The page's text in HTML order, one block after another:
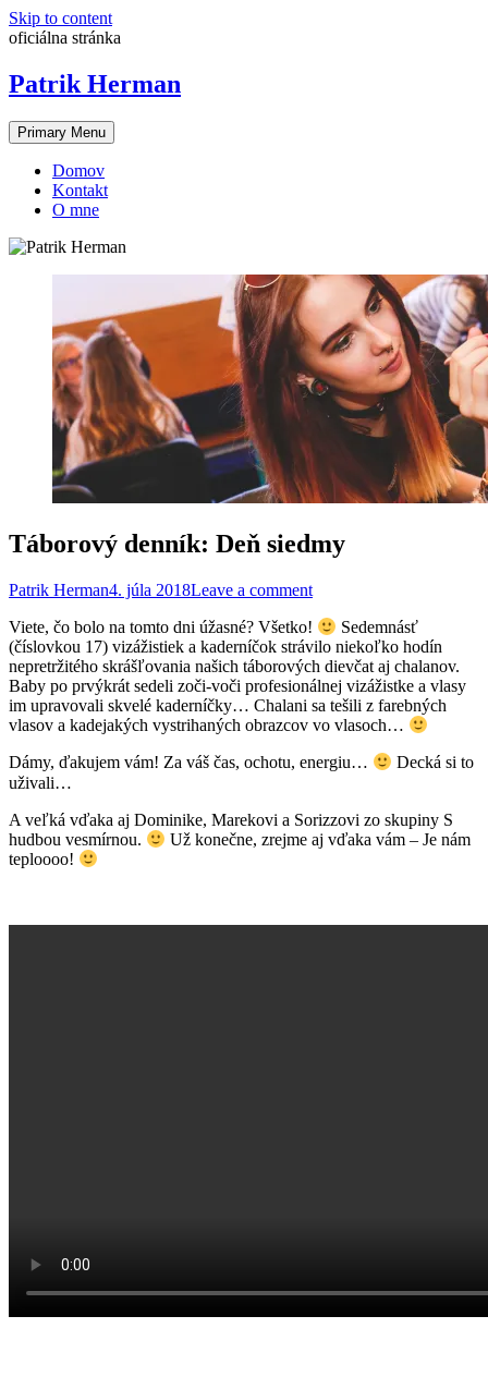
Skip to content
oficiálna stránka
Patrik Herman
Primary Menu
Domov
Kontakt
O mne
Táborový denník: Deň siedmy
Patrik Herman4. júla 2018Leave a comment
Viete, čo bolo na tomto dni úžasné? Všetko!
Sedemnásť
(číslovkou 17) vizážistiek a kaderníčok strávilo niekoľko hodín
nepretržitého skrášľovania našich táborových dievčat aj chalanov.
Baby po prvýkrát sedeli zoči-voči profesionálnej vizážistke a vlasy
im upravovali skvelé kaderníčky… Chalani sa tešili z farebných
vlasov a kadejakých vystrihaných obrazcov vo vlasoch…
Dámy, ďakujem vám! Za váš čas, ochotu, energiu…
Decká si to
uživali…
A veľká vďaka aj Dominike, Marekovi a Sorizzovi zo skupiny S
hudbou vesmírnou.
Už konečne, zrejme aj vďaka vám – Je nám
teploooo!